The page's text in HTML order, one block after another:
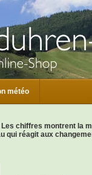
météo
chiffres montrent la
qui réagit aux